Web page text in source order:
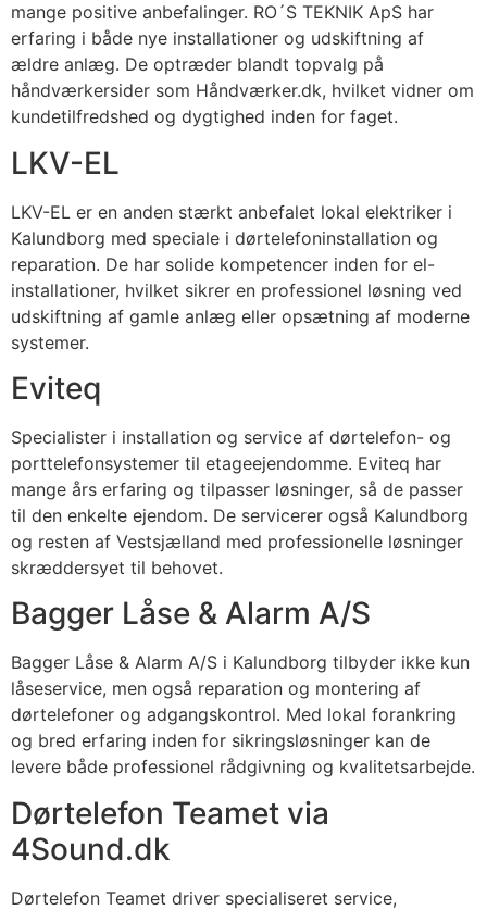
mange positive anbefalinger. RO´S TEKNIK ApS har
erfaring i både nye installationer og udskiftning af
ældre anlæg. De optræder blandt topvalg på
håndværkersider som Håndværker.dk, hvilket vidner om
kundetilfredshed og dygtighed inden for faget.
LKV-EL
LKV-EL er en anden stærkt anbefalet lokal elektriker i
Kalundborg med speciale i dørtelefoninstallation og
reparation. De har solide kompetencer inden for el-
installationer, hvilket sikrer en professionel løsning ved
udskiftning af gamle anlæg eller opsætning af moderne
systemer.
Eviteq
Specialister i installation og service af dørtelefon- og
porttelefonsystemer til etageejendomme. Eviteq har
mange års erfaring og tilpasser løsninger, så de passer
til den enkelte ejendom. De servicerer også Kalundborg
og resten af Vestsjælland med professionelle løsninger
skræddersyet til behovet.
Bagger Låse & Alarm A/S
Bagger Låse & Alarm A/S i Kalundborg tilbyder ikke kun
låseservice, men også reparation og montering af
dørtelefoner og adgangskontrol. Med lokal forankring
og bred erfaring inden for sikringsløsninger kan de
levere både professionel rådgivning og kvalitetsarbejde.
Dørtelefon Teamet via
4Sound.dk
Dørtelefon Teamet driver specialiseret service,